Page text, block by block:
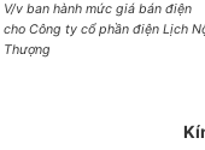
V/v ban hành mức giá bán điện
cho Công ty cổ phần điện Lịch
Thượng